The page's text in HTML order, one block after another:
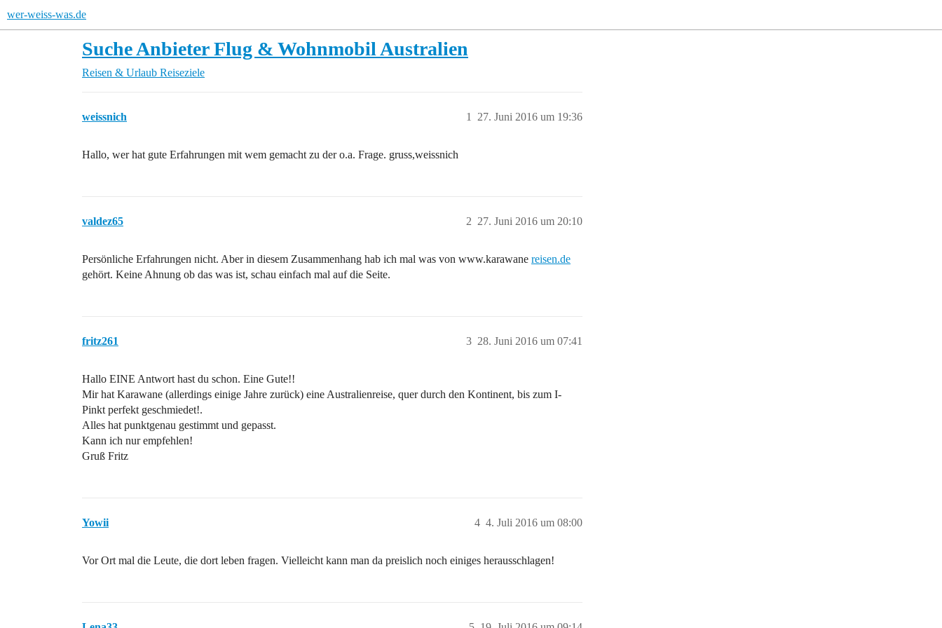
wer-weiss-was.de
Suche Anbieter Flug & Wohnmobil Australien
Reisen & Urlaub Reiseziele
weissnich 27. Juni 2016 um 19:36
1
Hallo, wer hat gute Erfahrungen mit wem gemacht zu der o.a. Frage. gruss,weissnich
valdez65 27. Juni 2016 um 20:10
2
Persönliche Erfahrungen nicht. Aber in diesem Zusammenhang hab ich mal was von www.karawane reisen.de
gehört. Keine Ahnung ob das was ist, schau einfach mal auf die Seite.
fritz261 28. Juni 2016 um 07:41
3
Hallo EINE Antwort hast du schon. Eine Gute!!
Mir hat Karawane (allerdings einige Jahre zurück) eine Australienreise, quer durch den Kontinent, bis zum I-
Pinkt perfekt geschmiedet!.
Alles hat punktgenau gestimmt und gepasst.
Kann ich nur empfehlen!
Gruß Fritz
Yowii 4. Juli 2016 um 08:00
4
Vor Ort mal die Leute, die dort leben fragen. Vielleicht kann man da preislich noch einiges herausschlagen!